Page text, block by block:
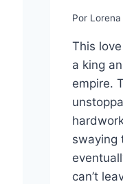
Por
This
a king
empire.
swaying
can’t